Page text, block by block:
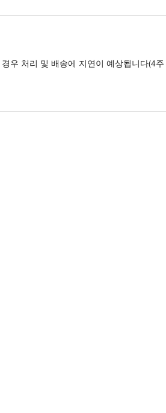
우 처리 및 배송에 지연이 예상됩니다(4주